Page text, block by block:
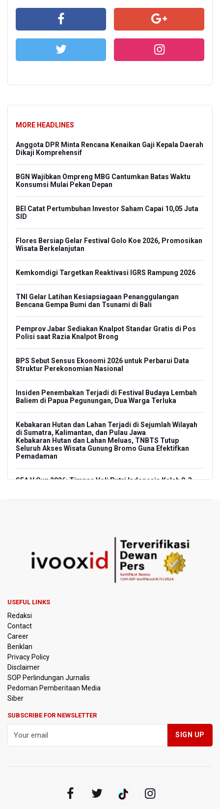
MORE HEADLINES
Anggota DPR Minta Rencana Kenaikan Gaji Kepala Daerah
Dikaji Komprehensif
BGN Wajibkan Ompreng MBG Cantumkan Batas Waktu
Konsumsi Mulai Pekan Depan
BEI Catat Pertumbuhan Investor Saham Capai 10,05 Juta
SID
Flores Bersiap Gelar Festival Golo Koe 2026, Promosikan
Wisata Berkelanjutan
Kemkomdigi Targetkan Reaktivasi IGRS Rampung 2026
TNI Gelar Latihan Kesiapsiagaan Penanggulangan
Bencana Gempa Bumi dan Tsunami di Bali
Pemprov Jabar Sediakan Knalpot Standar Gratis di Pos
Polisi saat Razia Knalpot Brong
BPS Sebut Sensus Ekonomi 2026 untuk Perbarui Data
Struktur Perekonomian Nasional
Insiden Penembakan Terjadi di Festival Budaya Lembah
Baliem di Papua Pegunungan, Dua Warga Terluka
Kebakaran Hutan dan Lahan Terjadi di Sejumlah Wilayah
di Sumatra, Kalimantan, dan Pulau Jawa
Kebakaran Hutan dan Lahan Meluas, TNBTS Tutup
Seluruh Akses Wisata Gunung Bromo Guna Efektifkan
Pemadaman
SEA V Cup 2026: Timnas Voli Putri Indonesia Kalah 0-3
Pakar: Pengungkapan TPPU Eks Jampidsus Febrie
Adriansyah Harus Buktikan Pidana Asal
Tim 9 Kejagung Periksa Febrie Adransayah sebagai
Tersangka dan Saksi Terkait Kasus TPPU
Nasional
Kemarau Panjang, BNPB Minta Kalbar Tinjau Perda Bakar
Lahan
Kemensos Targetkan 150 Ribu Siswa Masuk Program
Sekolah Rakyat Tahun 2027
Daerah Aman dari Kebakaran Bapenda
Pertumbuhan Ekonomi 5,3 Persen Belum Cukup
Dongkrak Optimisme Pasar, Ekonom Sebut Investor
Amnesty International Kecam Penangkapan Dua
Warganet atas Konten Pidato Presiden, Nilai
USEFUL LINKS
Redaksi
Contact
Career
Beriklan
Privacy Policy
Disclaimer
SOP Perlindungan Jurnalis
Pedoman Pemberitaan Media
Siber
SUBSCRIBE FOR NEWSLETTER